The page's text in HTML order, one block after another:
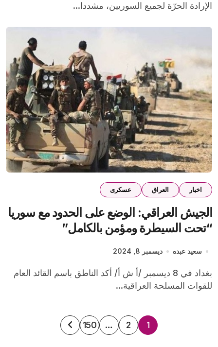
الإرادة الحرّة لجميع السوريين، مشددا...
اخبار العراق عسكرى
الجيش العراقي: الوضع على الحدود مع سوريا
“تحت السيطرة ومؤمن بالكامل”
سعيد عبده ديسمبر 8, 2024
بغداد في 8 ديسمبر /أ ش أ/ أكد الناطق باسم القائد العام
للقوات المسلحة العراقية...
تعدد
1
2
…
150